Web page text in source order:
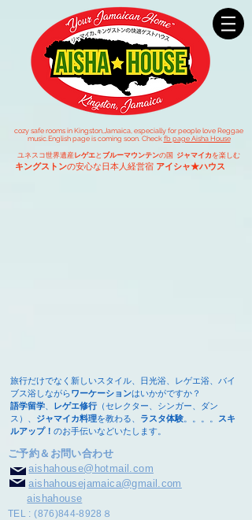
cozy safe rooms in Kingston,Jamaica, especially for people love Reggae
music.English page is coming soon. Check fb page Aisha House
ユネスコ世界遺産レゲエと ブルーマウンテンの国 ジャマイカ を楽しむ
キングストンの安心な日本人経営宿 アイシャ★ハウス
旅行だけでなく新しいスタイル、日光浴、レゲエ浴、バイ
ブス浴しながらワーケーションはいかがですか？
語学留学、 レゲエ修行 （セレクター、シンガー、ダン
ス）、 ジャマイカ料理を教わる、 ラスタ体験。。。。 スキ
ルアップ！ のお手伝いなどいたします。​
ご予約＆お問い合わせ
aishahouse@hotmail.com
aishahousejamaica@gmail.com
aishahouse
TEL :(876)844-8928 ８